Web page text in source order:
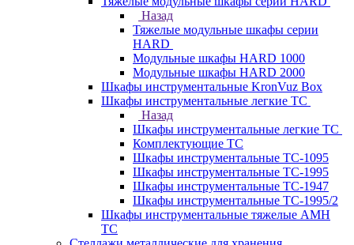
Назад
Тяжелые модульные шкафы серии
HARD
Модульные шкафы HARD 1000
Модульные шкафы HARD 2000
Шкафы инструментальные KronVuz Box
Шкафы инструментальные легкие ТС
Назад
Шкафы инструментальные легкие ТС
Комплектующие ТС
Шкафы инструментальные TC-1095
Шкафы инструментальные TC-1995
Шкафы инструментальные ТС-1947
Шкафы инструментальные ТС-1995/2
Шкафы инструментальные тяжелые AMH
TC